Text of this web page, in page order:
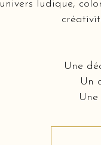
univers ludique,
Une
Un